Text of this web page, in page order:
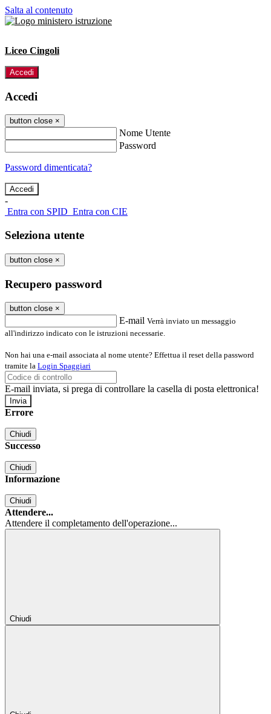
Salta al contenuto
Liceo Cingoli
Accedi
Accedi
button close ×
Nome Utente
Password
Password dimenticata?
-
Entra con SPID Entra con CIE
Seleziona utente
button close ×
Recupero password
button close ×
E-mail Verrà inviato un messaggio
all'indirizzo indicato con le istruzioni necessarie.
Non hai una e-mail associata al nome utente? Effettua il reset della password
tramite la Login Spaggiari
E-mail inviata, si prega di controllare la casella di posta elettronica!
Errore
Chiudi
Successo
Chiudi
Informazione
Chiudi
Attendere...
Attendere il completamento dell'operazione...
Chiudi